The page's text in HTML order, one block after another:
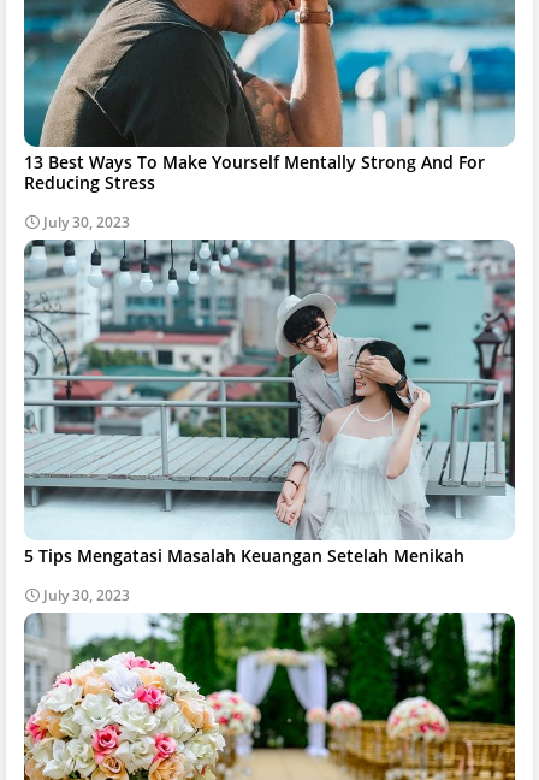
13 Best Ways To Make Yourself Mentally Strong And For
Reducing Stress
July 30, 2023
5 Tips Mengatasi Masalah Keuangan Setelah Menikah
July 30, 2023